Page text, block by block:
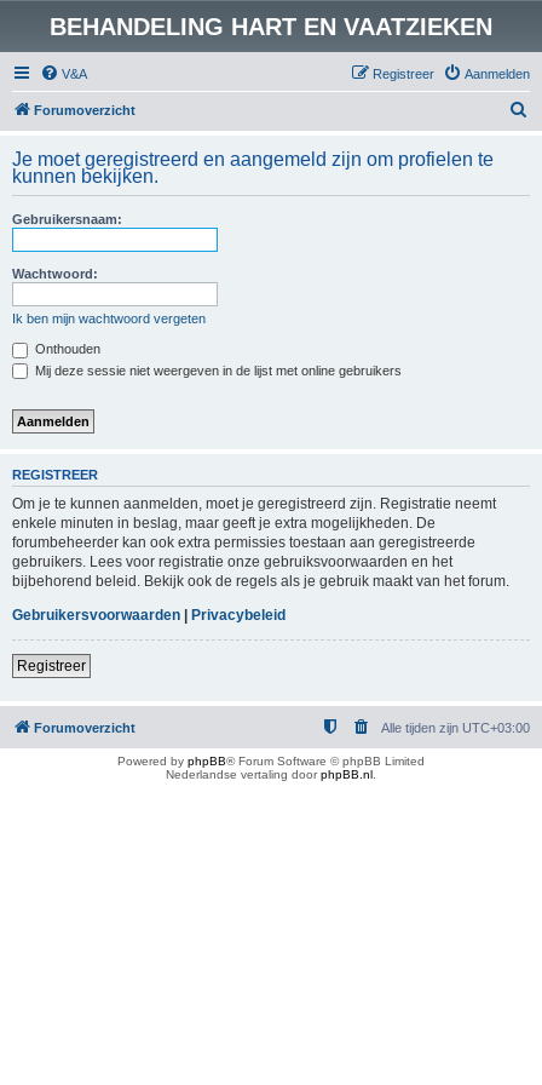
BEHANDELING HART EN VAATZIEKEN
V&A Aanmelden
Registreer
Forumoverzicht
k
Je moet geregistreerd en aangemeld zijn om profielen te
kunnen bekijken.
Gebruikersnaam:
Wachtwoord:
Ik ben mijn wachtwoord vergeten
Onthouden
Mij deze sessie niet weergeven in de lijst met online gebruikers
REGISTREER
Om je te kunnen aanmelden, moet je geregistreerd zijn. Registratie neemt
enkele minuten in beslag, maar geeft je extra mogelijkheden. De
forumbeheerder kan ook extra permissies toestaan aan geregistreerde
gebruikers. Lees voor registratie onze gebruiksvoorwaarden en het
bijbehorend beleid. Bekijk ook de regels als je gebruik maakt van het forum.
Gebruikersvoorwaarden | Privacybeleid
Registreer
Forumoverzicht Alle tijden zijn UTC+03:00
Powered by phpBB® Forum Software © phpBB Limited
Nederlandse vertaling doorphpBB.nl